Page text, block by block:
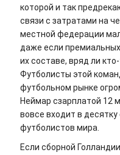
которой и так
связи с затратами на
местной федерации
даже если
их составе, вряд ли
Футболисты этой
футбольном рынке
Неймар сзарплатой 12
вовсе входит в
футболистов мира.
Если сборной